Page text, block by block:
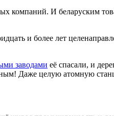
компаний. И беларуским
и более лет
заводами её спасали, и
Даже целую атомную